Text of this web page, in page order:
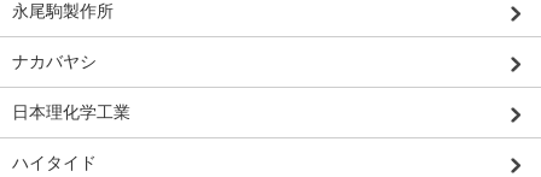
永尾駒製作所
ナカバヤシ
日本理化学工業
ハイタイド